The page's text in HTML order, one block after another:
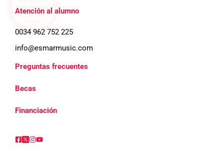
Atención al alumno
0034 962 752 225
info@esmarmusic.com
Preguntas frecuentes
Becas
Financiación